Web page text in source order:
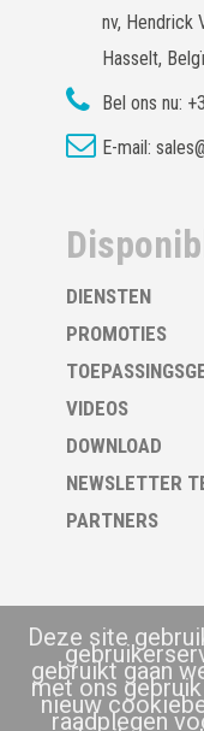
nv, Hendrick
Hasselt,
Bel ons nu:
E-mail:
DIENSTEN
PROMOTIES
VIDEOS
DOWNLOAD
NEWSLETTER
PARTNERS
Deze site
gebruikt gaan
met ons
nieuw
raadplegen